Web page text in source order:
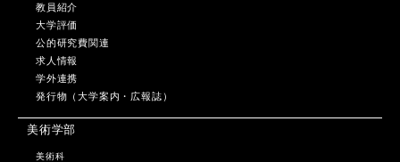
教員紹介
大学評価
公的研究費関連
求人情報
学外連携
発行物（大学案内・広報誌）
美術学部
美術科